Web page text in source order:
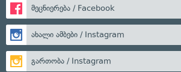
მეცნიერება / Facebook
ახალი ამბები / Instagram
გართობა / Instagram